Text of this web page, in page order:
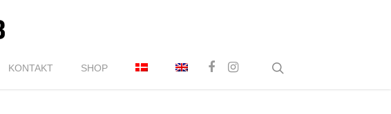
KONTAKT SHOP facebookinstagram